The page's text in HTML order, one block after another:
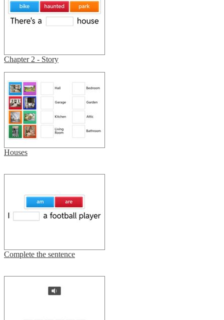
Chapter 2 - Story
Houses
Complete the sentence